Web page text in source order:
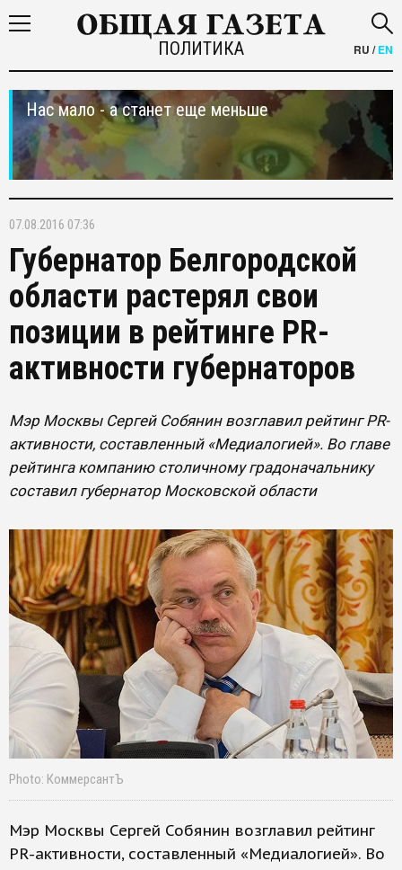
ПОЛИТИКА RU /EN
Нас мало - а станет еще меньше
07.08.2016 07:36
Губернатор Белгородской
области растерял свои
позиции в рейтинге PR-
активности губернаторов
Мэр Москвы Сергей Собянин возглавил рейтинг PR-
активности, составленный «Медиалогией». Во главе
рейтинга компанию столичному градоначальнику
составил губернатор Московской области
Photo: КоммерсантЪ
Мэр Москвы Сергей Собянин возглавил рейтинг
PR-активности, составленный «Медиалогией». Во